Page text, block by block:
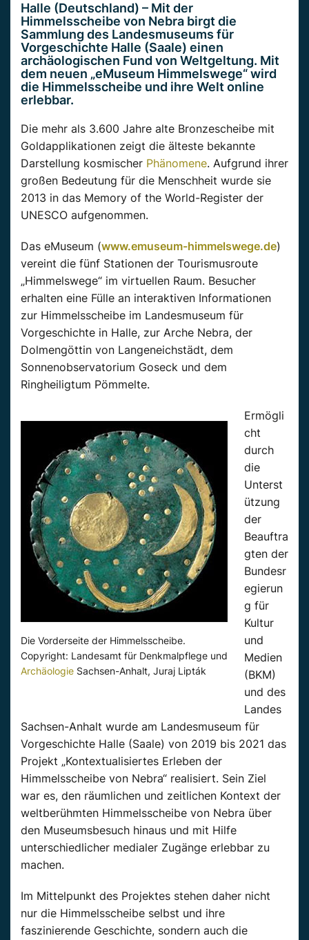
Halle (Deutschland) – Mit der
Himmelsscheibe von Nebra birgt die
Sammlung des Landesmuseums für
Vorgeschichte Halle (Saale) einen
archäologischen Fund von Weltgeltung. Mit
dem neuen „eMuseum Himmelswege“ wird
die Himmelsscheibe und ihre Welt online
erlebbar.
Die mehr als 3.600 Jahre alte Bronzescheibe mit
Goldapplikationen zeigt die älteste bekannte
Darstellung kosmischer Phänomene. Aufgrund ihrer
großen Bedeutung für die Menschheit wurde sie
2013 in das Memory of the World-Register der
UNESCO aufgenommen.
Das eMuseum (www.emuseum-himmelswege.de)
vereint die fünf Stationen der Tourismusroute
„Himmelswege“ im virtuellen Raum. Besucher
erhalten eine Fülle an interaktiven Informationen
zur Himmelsscheibe im Landesmuseum für
Vorgeschichte in Halle, zur Arche Nebra, der
Dolmengöttin von Langeneichstädt, dem
Sonnenobservatorium Goseck und dem
Ringheiligtum Pömmelte.
Die Vorderseite der Himmelsscheibe.
Copyright: Landesamt für Denkmalpflege und
Archäologie Sachsen-Anhalt, Juraj Lipták
Ermögli
cht
durch
die
Unterst
ützung
der
Beauftra
gten der
Bundesr
egierun
g für
Kultur
und
Medien
(BKM)
und des
Landes
Sachsen-Anhalt wurde am Landesmuseum für
Vorgeschichte Halle (Saale) von 2019 bis 2021 das
Projekt „Kontextualisiertes Erleben der
Himmelsscheibe von Nebra“ realisiert. Sein Ziel
war es, den räumlichen und zeitlichen Kontext der
weltberühmten Himmelsscheibe von Nebra über
den Museumsbesuch hinaus und mit Hilfe
unterschiedlicher medialer Zugänge erlebbar zu
machen.
Im Mittelpunkt des Projektes stehen daher nicht
nur die Himmelsscheibe selbst und ihre
faszinierende Geschichte, sondern auch die